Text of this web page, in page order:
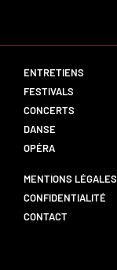
ENTRETIENS
FESTIVALS
CONCERTS
DANSE
OPÉRA
MENTIONS LÉGALES
CONFIDENTIALITÉ
CONTACT